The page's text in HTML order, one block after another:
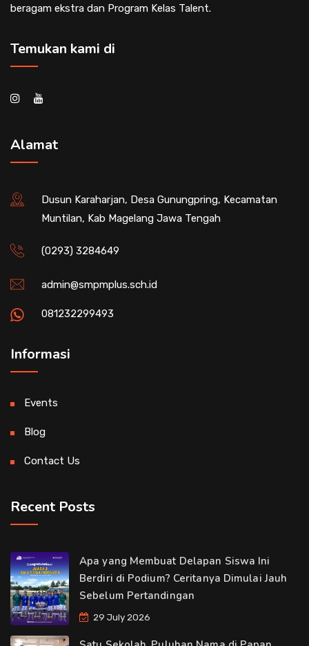
beragam ekstra dan Program Kelas Talent.
Temukan kami di
Alamat
Dusun Karaharjan, Desa Gunungpring, Kecamatan
Muntilan, Kab Magelang Jawa Tengah
(0293) 3284649
admin@smpmplus.sch.id
081232299493
Informasi
Events
Blog
Contact Us
Recent Posts
Apa yang Membuat Delapan Siswa Ini
Berdiri di Podium? Ceritanya Dimulai Jauh
Sebelum Pertandingan
29 July 2026